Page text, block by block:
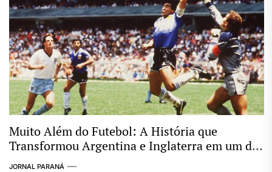
Muito Além do Futebol: A História que
Transformou Argentina e Inglaterra em um dos
Maiores Clássicos das Copas
JORNAL PARANÁ